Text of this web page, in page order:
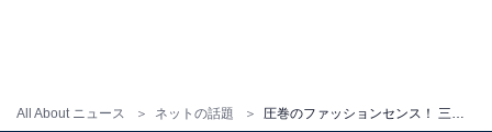
All About ニュース ネットの話題